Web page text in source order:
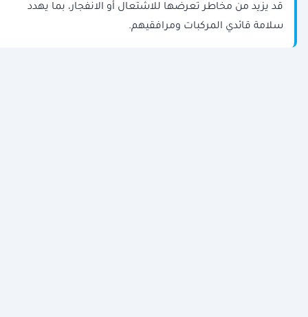
قد يزيد من مخاطر تعرضها للاشتعال أو الانفجار، بما يهدد
سلامة قائدي المركبات ومرافقيهم.